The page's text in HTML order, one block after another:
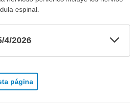
espinal.
4/2026
página